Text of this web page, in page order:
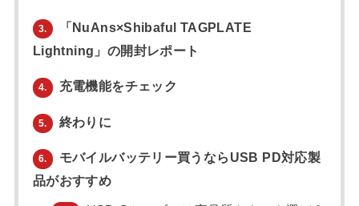
3.
「NuAns×Shibaful TAGPLATE
Lightning」の開封レポート
4. 充電機能をチェック
5. 終わりに
6.
モバイルバッテリー買うならUSB PD対応製
品がおすすめ